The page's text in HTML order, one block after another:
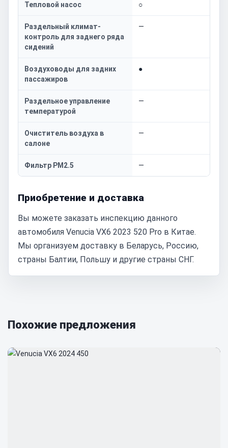
Тепловой насос ○
Раздельный климат-
контроль для заднего ряда
сидений
—
Воздуховоды для задних
пассажиров
●
Раздельное управление
температурой
—
Очиститель воздуха в
салоне
—
Фильтр PM2.5 —
Приобретение и доставка
Вы можете заказать инспекцию данного
автомобиля Venucia VX6 2023 520 Pro в Китае.
Мы организуем доставку в Беларусь, Россию,
страны Балтии, Польшу и другие страны СНГ.
Похожие предложения